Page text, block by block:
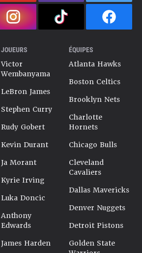
JOUEURS
Victor
Wembanyama
LeBron James
Stephen Curry
Rudy Gobert
Kevin Durant
Ja Morant
Kyrie Irving
Luka Doncic
Anthony
Edwards
James Harden
ÉQUIPES
Atlanta Hawks
Boston Celtics
Brooklyn Nets
Charlotte
Hornets
Chicago Bulls
Cleveland
Cavaliers
Dallas Mavericks
Denver Nuggets
Detroit Pistons
Golden State